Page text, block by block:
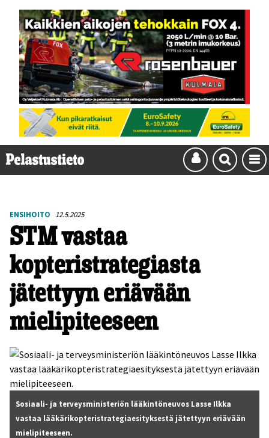
ENSIHOITO 12.5.2025
STM vastaa
kopteristrategiasta
jätettyyn eriävään
mielipiteeseen
Sosiaali- ja terveysministeriön lääkintöneuvos Lasse Ilkka
vastaa lääkärikopteristrategiaesityksestä jätettyyn eriävään
mielipiteeseen.